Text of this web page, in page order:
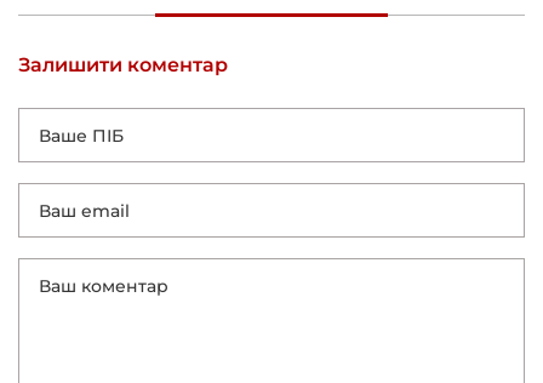
Залишити коментар